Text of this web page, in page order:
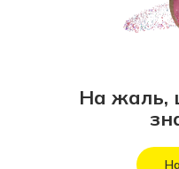
На жаль,